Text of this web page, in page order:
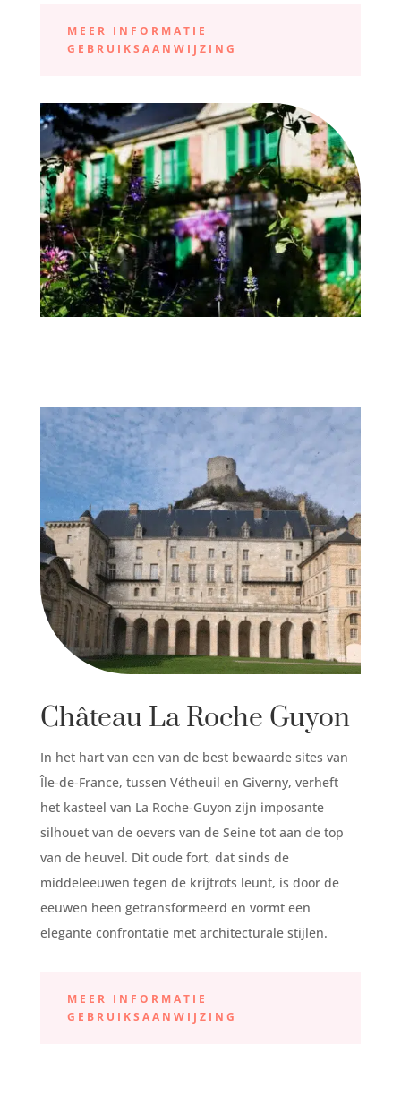
MEER INFORMATIE
GEBRUIKSAANWIJZING
Château La Roche Guyon
In het hart van een van de best bewaarde sites van
Île-de-France, tussen Vétheuil en Giverny, verheft
het kasteel van La Roche-Guyon zijn imposante
silhouet van de oevers van de Seine tot aan de top
van de heuvel. Dit oude fort, dat sinds de
middeleeuwen tegen de krijtrots leunt, is door de
eeuwen heen getransformeerd en vormt een
elegante confrontatie met architecturale stijlen.
MEER INFORMATIE
GEBRUIKSAANWIJZING